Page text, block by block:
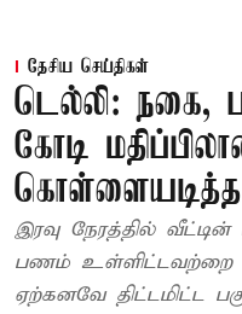
தேசிய செய்திகள்
டெல்லி: நகை,
கோடி
கொள்ளையடித்த
இரவு நேரத்தில்
பணம் உள்ளிட்டவற்றை
ஏற்கனவே திட்டமிட்ட